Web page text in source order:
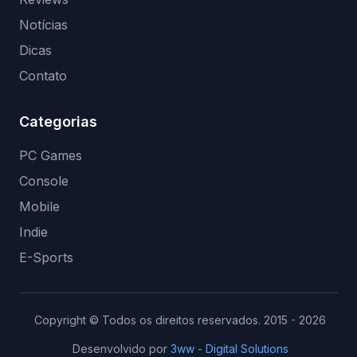
Notícias
Dicas
Contato
Categorias
PC Games
Console
Mobile
Indie
E-Sports
Copyright © Todos os direitos reservados. 2015 - 2026
Desenvolvido por 3ww - Digital Solutions